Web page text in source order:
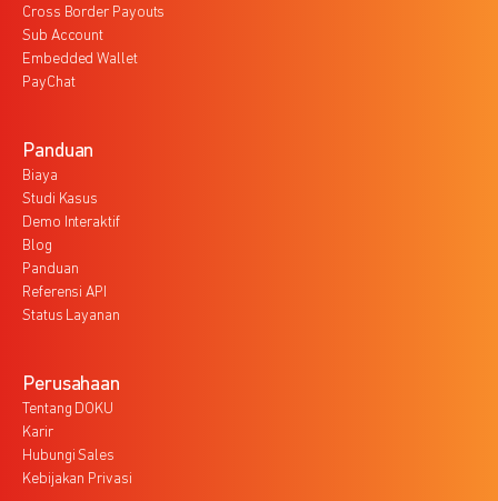
Cross Border Payouts
Sub Account
Embedded Wallet
PayChat
Panduan
Biaya
Studi Kasus
Demo Interaktif
Blog
Panduan
Referensi API
Status Layanan
Perusahaan
Tentang DOKU
Karir
Hubungi Sales
Kebijakan Privasi